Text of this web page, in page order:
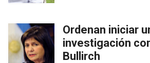
Ordenan iniciar
investigación
Bullirch